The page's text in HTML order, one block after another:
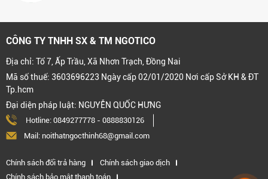
CÔNG TY TNHH SX & TM NGOTICO
Địa chỉ: Tổ 7, Ấp Trầu, Xã Nhơn Trạch, Đồng Nai
Mã số thuế: 3603696223 Ngày cấp 02/01/2020 Nơi cấp Sở KH & ĐT
Tp.hcm
Đại diện pháp luật: NGUYỄN QUỐC HƯNG
Hotline: 0849277778 - 0888830126
Mail: noithatngocthinh68@gmail.com
Chính sách đổi trả hàng
Chính sách giao dịch
Chính sách bảo mật thanh toán